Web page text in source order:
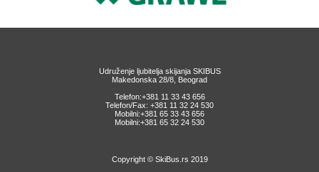
Udruženje ljubitelja skijanja SKIBUS
Makedonska 28/8, Beograd
Telefon:+381 11 33 43 656
Telefon/Fax: +381 11 32 24 530
Mobilni:+381 65 33 43 656
Mobilni:+381 65 32 24 530
Copyright © SkiBus.rs 2019